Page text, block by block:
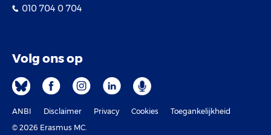
010 704 0 704
Volg ons op
ANBI Disclaimer Privacy Cookies
Toegankelijkheid
© 2026 Erasmus MC.